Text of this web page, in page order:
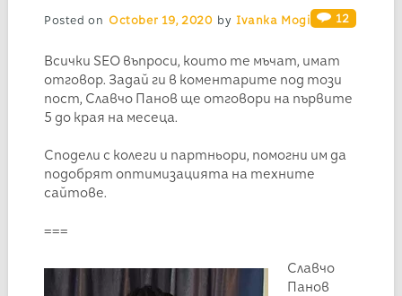
Posted on October 19, 2020 by Ivanka Mogilska 12
Всички SEO въпроси, които те мъчат, имат
отговор. Задай ги в коментарите под този
пост, Славчо Панов ще отговори на първите
5 до края на месеца.
Сподели с колеги и партньори, помогни им да
подобрят оптимизацията на техните
сайтове.
===
Славчо
Панов